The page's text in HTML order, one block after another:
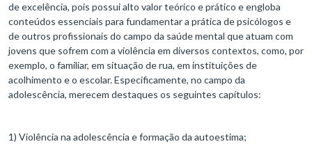
de excelência, pois possui alto valor teórico e prático e engloba
conteúdos essenciais para fundamentar a prática de psicólogos e
de outros profissionais do campo da saúde mental que atuam com
jovens que sofrem com a violência em diversos contextos, como, por
exemplo, o familiar, em situação de rua, em instituições de
acolhimento e o escolar. Especificamente, no campo da
adolescência, merecem destaques os seguintes capítulos:
1) Violência na adolescência e formação da autoestima;